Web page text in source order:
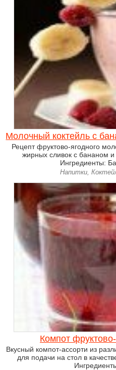
Молочный коктейль с
Рецепт фруктово-ягодного
жирных сливок с бананом
Ингредиенты:
Напитки,
Компот
Вкусный компот-ассорти из
для подачи на стол в